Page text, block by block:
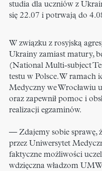
studia dla uczniów z
się 22.07 i potrwają do
W związku z rosyjską
Ukrainy zamiast matury,
(National Multi-subject
testu w Polsce. W ramach
Medyczny we Wrocławiu
oraz zapewnił pomoc i
realizacji egzaminów.
— Zdajemy sobie sprawę,
przez Uniwersytet
faktyczne możliwości
wdzięczna władzom